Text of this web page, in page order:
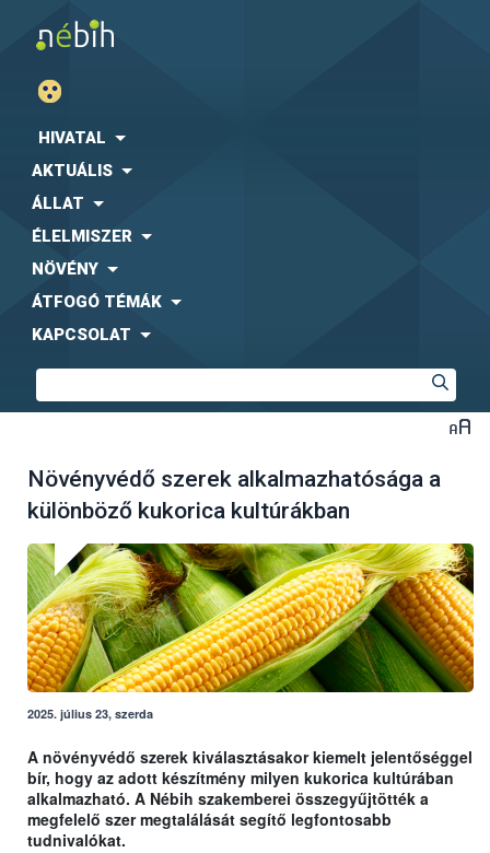
HIVATAL
AKTUÁLIS
ÁLLAT
ÉLELMISZER
NÖVÉNY
ÁTFOGÓ TÉMÁK
KAPCSOLAT
Növényvédő szerek alkalmazhatósága a
különböző kukorica kultúrákban
2025. július 23, szerda
A növényvédő szerek kiválasztásakor kiemelt jelentőséggel
bír, hogy az adott készítmény milyen kukorica kultúrában
alkalmazható. A Nébih szakemberei összegyűjtötték a
megfelelő szer megtalálását segítő legfontosabb
tudnivalókat.